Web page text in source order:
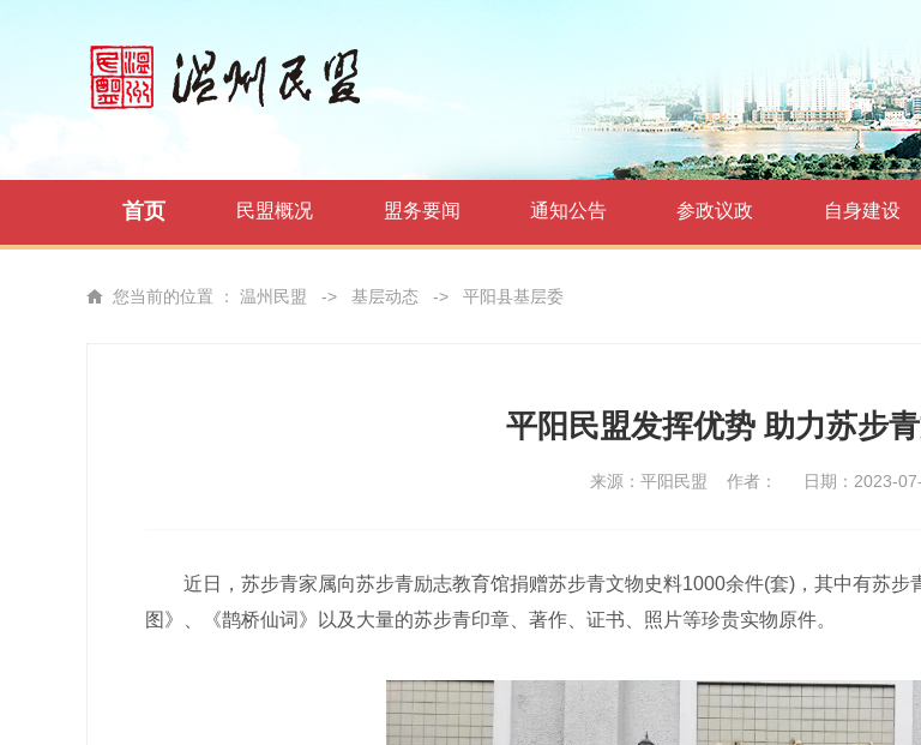
首页 民盟概况 盟务要闻 通知公告 参政议政 自身建设
您当前的位置 ： 温州民盟 -> 基层动态 -> 平阳县基层委
平阳民盟发挥优势 助力苏步
来源：平阳民盟 作者： 日期：2023-
近日，苏步青家属向苏步青励志教育馆捐赠苏步青文物史料1000余件(套)，其中有苏步
图》、《鹊桥仙词》以及大量的苏步青印章、著作、证书、照片等珍贵实物原件。